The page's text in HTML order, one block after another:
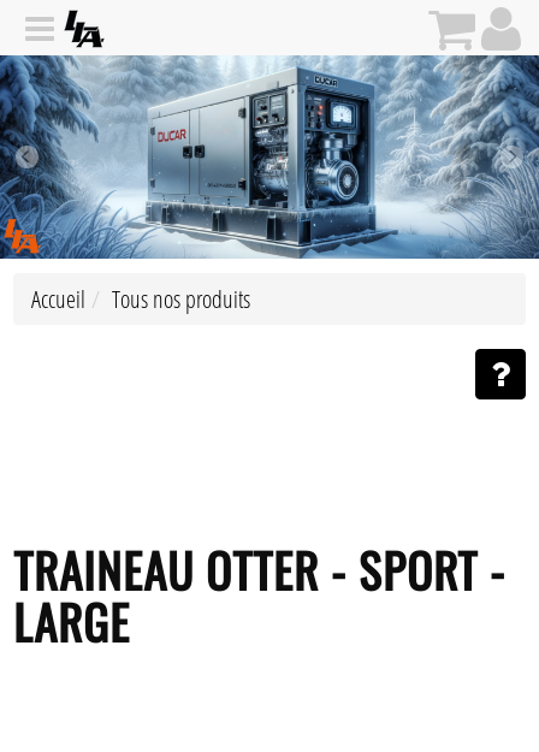
Accueil Tous nos produits
TRAINEAU OTTER - SPORT -
LARGE